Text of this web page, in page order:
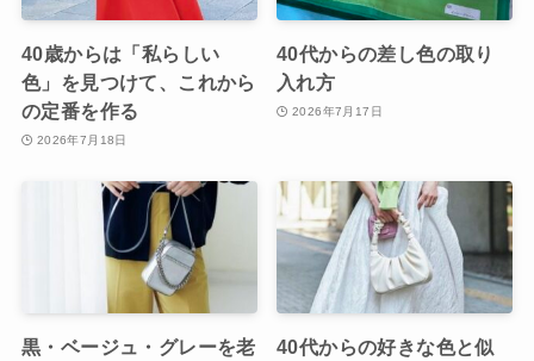
40歳からは「私らしい
色」を見つけて、これから
の定番を作る
2026年7月18日
40代からの差し色の取り
入れ方
2026年7月17日
黒・ベージュ・グレーを老
40代からの好きな色と似